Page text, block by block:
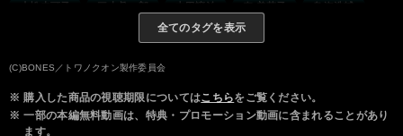
小松未可子 三木眞一郎 中田譲治 寿 美菜子 鳥海浩輔
全てのタグを表示
(C)BONES／トワノクオン製作委員会
※ 購入した商品の視聴期限についてはこちらをご覧ください。
※ 一部の本編無料動画は、特典・プロモーション動画に含まれることがあり
ます。